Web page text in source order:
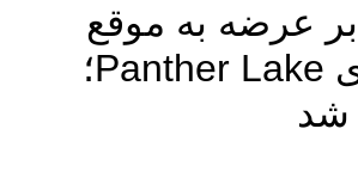
بر عرضه به موقع
پردازنده‌های Panther Lake؛
شد